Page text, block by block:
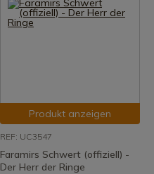
Produkt anzeigen
REF: UC3547
Faramirs Schwert (offiziell) -
Der Herr der Ringe